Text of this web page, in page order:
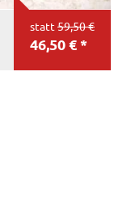
statt 59,50 €
46,50 € *